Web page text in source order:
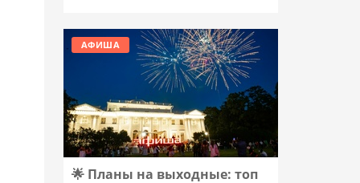
Подробнее
АФИША
🌟 Планы на выходные: топ